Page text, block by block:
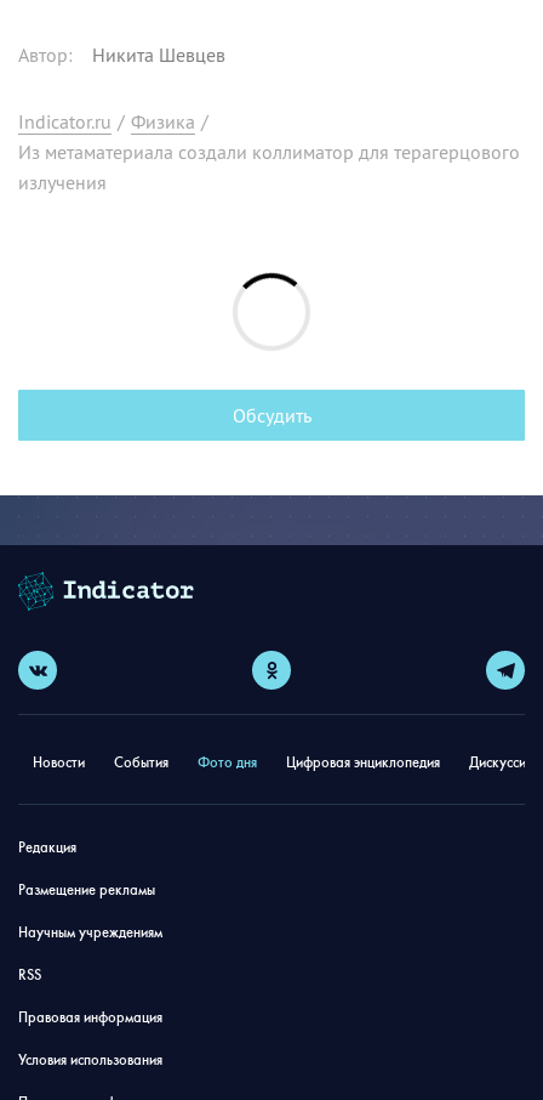
Автор: Никита Шевцев
Indicator.ru / Физика /
Из метаматериала создали коллиматор для терагерцового
излучения
Обсудить
Новости События Фото дня Цифровая энциклопедия
Редакция
Размещение рекламы
Научным учреждениям
RSS
Правовая информация
Условия использования